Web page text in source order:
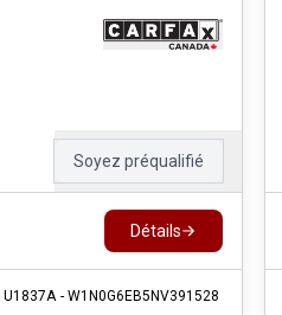
Soyez préqualifié
Détails
U1837A - W1N0G6EB5NV391528